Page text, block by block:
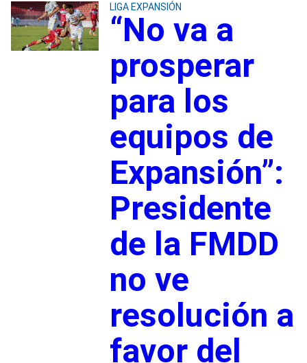
LIGA EXPANSIÓN
“No va a
prosperar
para los
equipos de
Expansión”:
Presidente
de la FMDD
no ve
resolución a
favor del